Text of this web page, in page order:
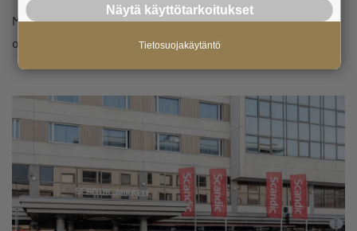
Muistathan varata majoituksen erikseen, se ei sisälly
ostamaasi lippuun.
Näytä käyttötarkoitukset
Tietosuojakäytäntö